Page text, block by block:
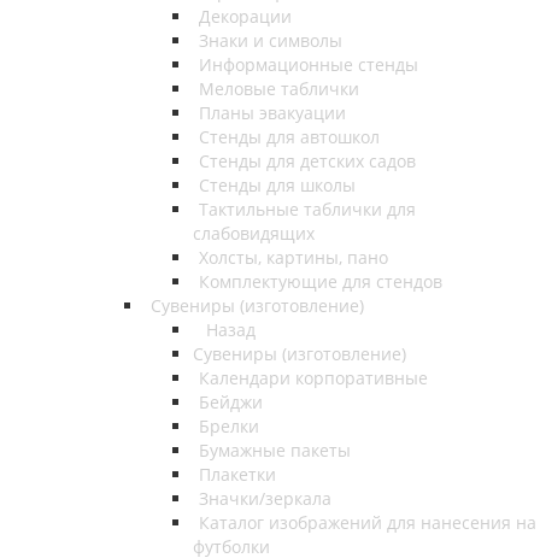
Декорации
Знаки и символы
Информационные стенды
Меловые таблички
Планы эвакуации
Стенды для автошкол
Стенды для детских садов
Стенды для школы
Тактильные таблички для
слабовидящих
Холсты, картины, пано
Комплектующие для стендов
Сувениры (изготовление)
Назад
Сувениры (изготовление)
Календари корпоративные
Бейджи
Брелки
Бумажные пакеты
Плакетки
Значки/зеркала
Каталог изображений для нанесения на
футболки